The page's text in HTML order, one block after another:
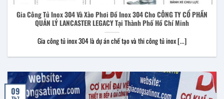
Gia Công Tủ Inox 304 Và Xào Phơi Đồ Inox 304 Cho CÔNG TY CỔ PHẦN
QUẢN LÝ LANCASTER LEGACY Tại Thành Phố Hồ Chí Minh
Gia công tủ inox 304 là dự án chế tạo và thi công tủ inox [...]
09